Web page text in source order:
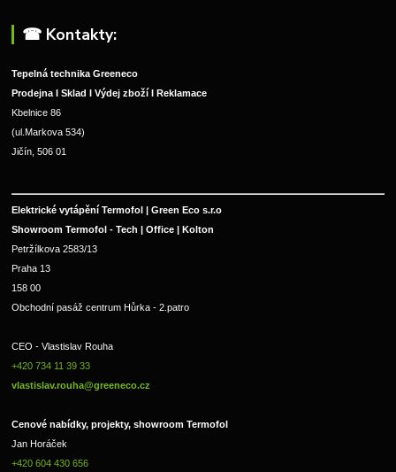
☎︎ Kontakty:
Tepelná technika Greeneco
Prodejna I Sklad I Výdej zboží I Reklamace
Kbelnice 86
(ul.Markova 534)
Jičín, 506 01
Elektrické vytápění Termofol | Green Eco s.r.o
Showroom Termofol - Tech | Office | Kolton
Petržílkova 2583/13
Praha 13
158 00
Obchodní pasáž centrum Hůrka - 2.patro
CEO - Vlastislav Rouha
+420 734 11 39 33
vlastislav.rouha@greeneco.cz
Cenové nabídky, projekty, showroom Termofol
Jan Horáček
+420 604 430 656